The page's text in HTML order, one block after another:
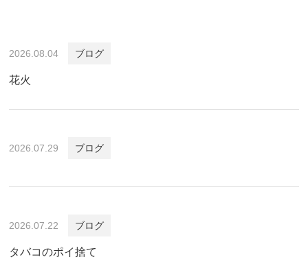
2026.08.04 ブログ
花火
2026.07.29 ブログ
2026.07.22 ブログ
タバコのポイ捨て